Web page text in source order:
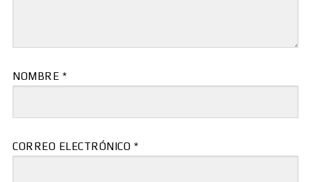
NOMBRE *
CORREO ELECTRÓNICO *